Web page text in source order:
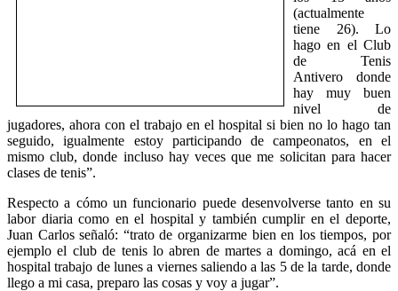
(actualmente
tiene 26). Lo
hago en el Club
de Tenis
Antivero donde
hay muy buen
nivel de
jugadores, ahora con el trabajo en el hospital si bien no lo hago tan
seguido, igualmente estoy participando de campeonatos, en el
mismo club, donde incluso hay veces que me solicitan para hacer
clases de tenis”.
Respecto a cómo un funcionario puede desenvolverse tanto en su
labor diaria como en el hospital y también cumplir en el deporte,
Juan Carlos señaló: “trato de organizarme bien en los tiempos, por
ejemplo el club de tenis lo abren de martes a domingo, acá en el
hospital trabajo de lunes a viernes saliendo a las 5 de la tarde, donde
llego a mi casa, preparo las cosas y voy a jugar”.